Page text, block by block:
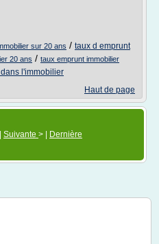
sur 20 ans / taux d emprunt
20 ans / taux emprunt immobilier
l'immobilier
Haut de page
Suivante > |
Dernière